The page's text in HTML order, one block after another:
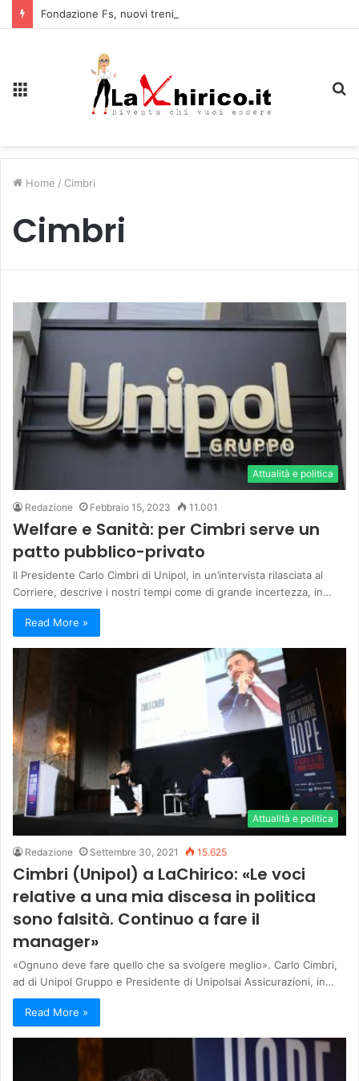
Home / Cimbri
Cimbri
Attualità e politica
Redazione Febbraio 15, 2023 11.001
Welfare e Sanità: per Cimbri serve un
patto pubblico-privato
Il Presidente Carlo Cimbri di Unipol, in un’intervista rilasciata al
Corriere, descrive i nostri tempi come di grande incertezza, in…
Read More »
Attualità e politica
Redazione Settembre 30, 2021 15.625
Cimbri (Unipol) a LaChirico: «Le voci
relative a una mia discesa in politica
sono falsità. Continuo a fare il
manager»
«Ognuno deve fare quello che sa svolgere meglio». Carlo Cimbri,
ad di Unipol Gruppo e Presidente di Unipolsai Assicurazioni, in…
Read More »